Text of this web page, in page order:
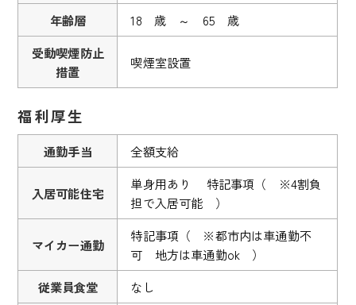
年齢層
18 歳 ～ 65 歳
受動喫煙防止
措置
喫煙室設置
福利厚生
通勤手当 全額支給
入居可能住宅
単身用あり 特記事項（ ※4割負
担で入居可能 ）
マイカー通勤
特記事項（ ※都市内は車通勤不
可 地方は車通勤ok ）
従業員食堂
なし